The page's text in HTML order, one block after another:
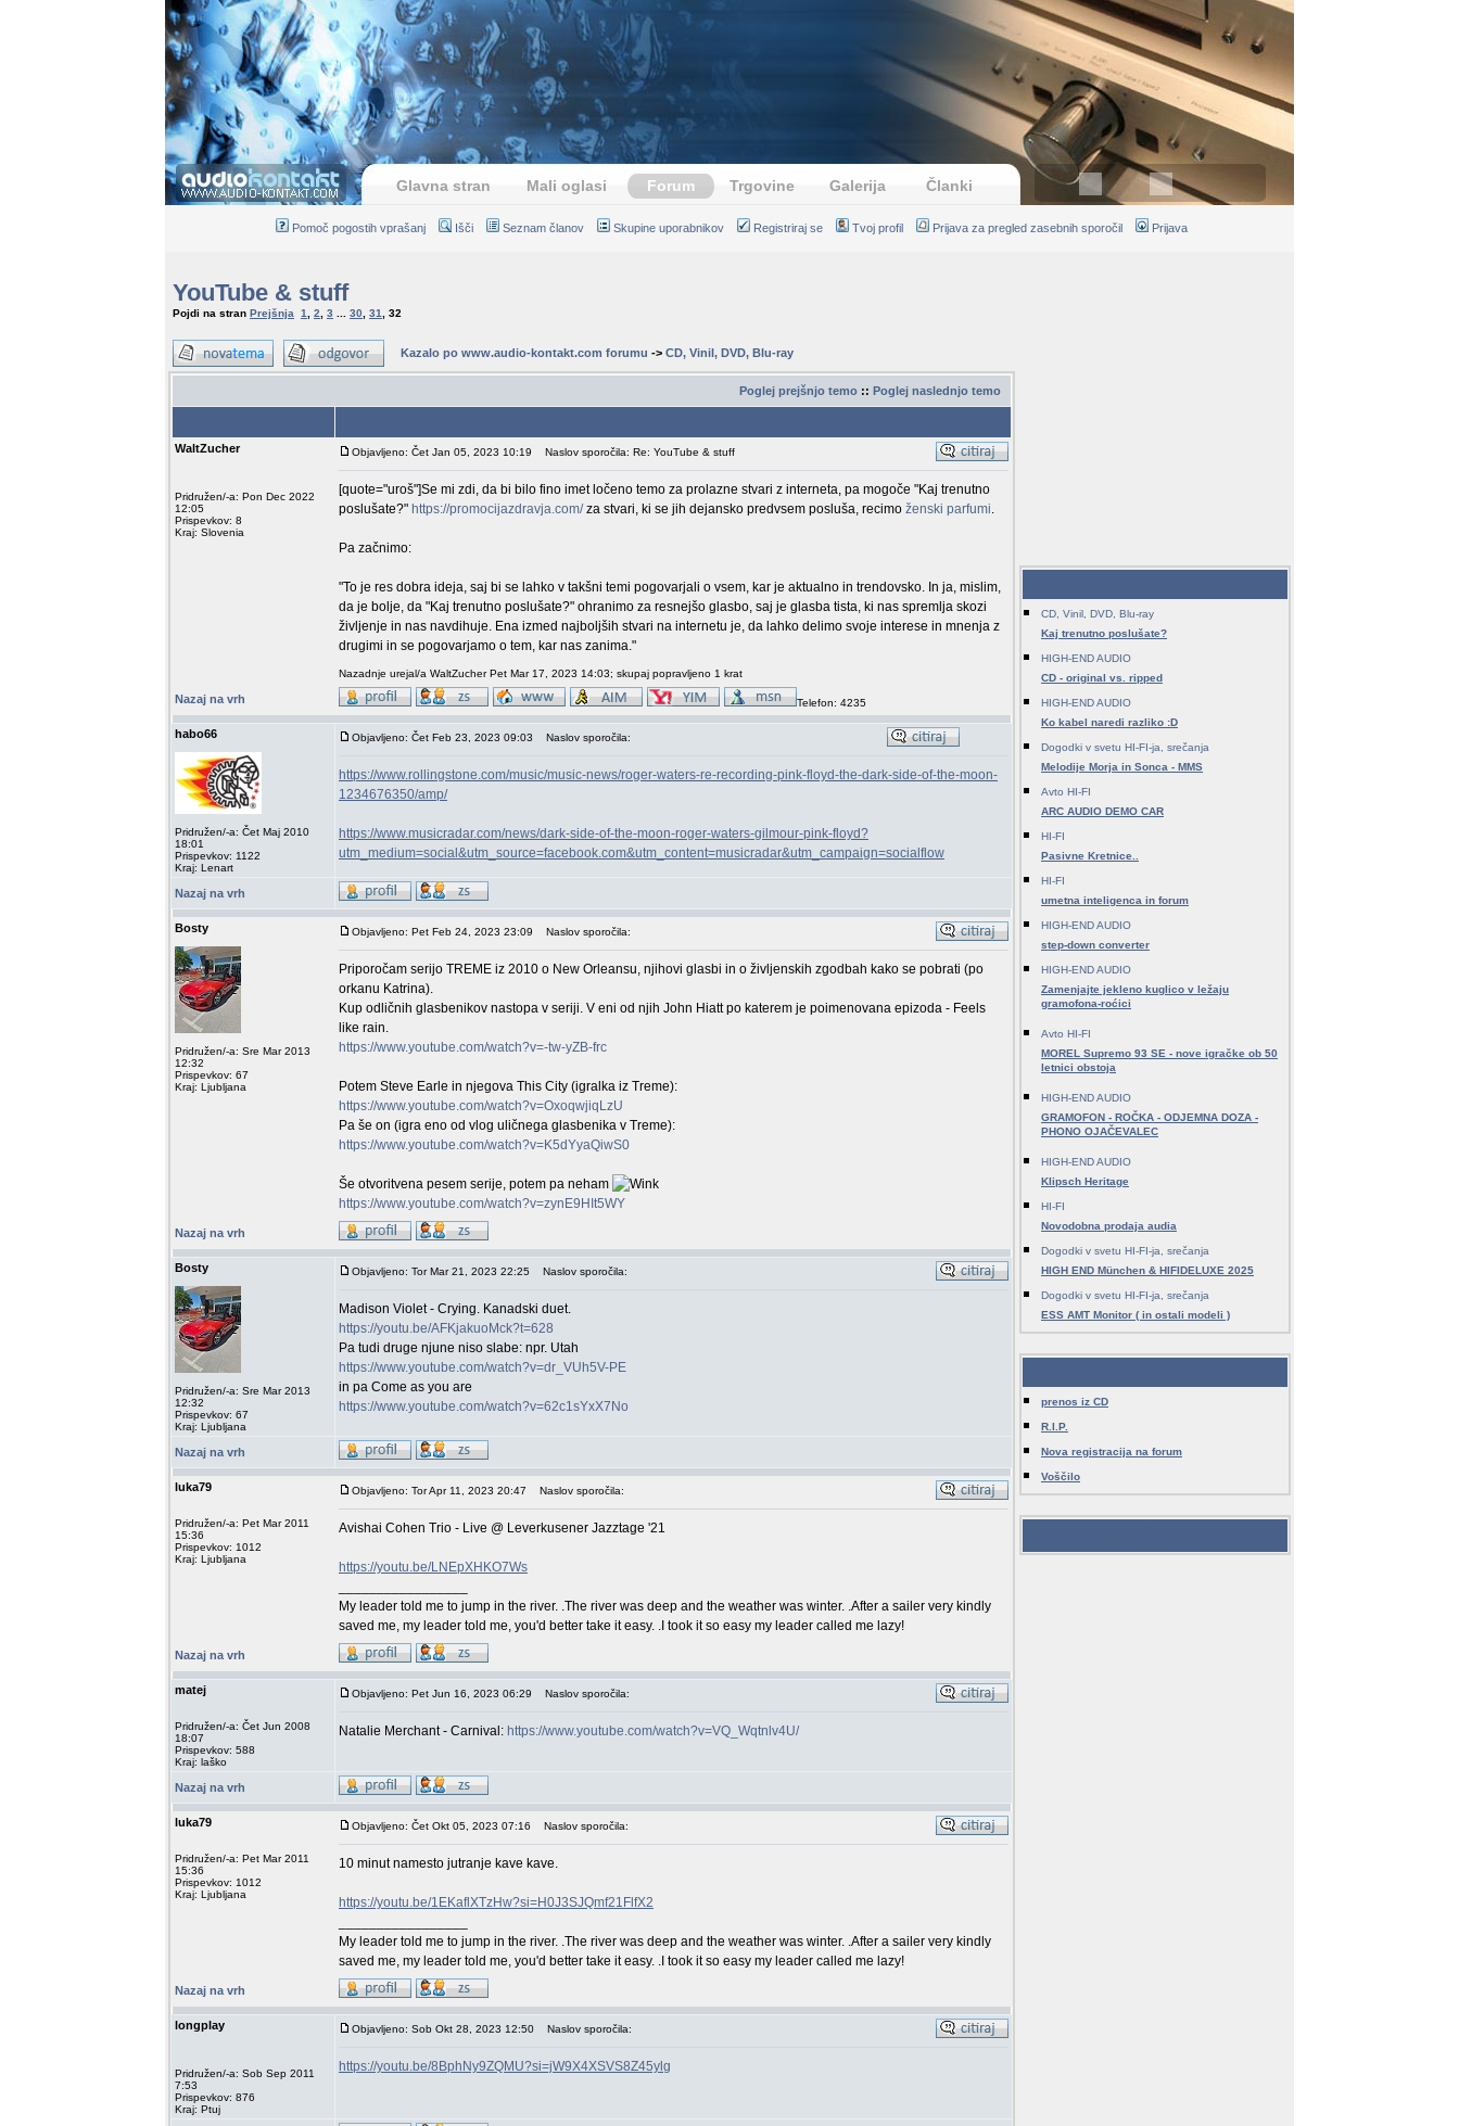
Glavna stran Mali oglasi Forum Trgovine Galerija Članki
Pomoč pogostih vprašanj Išči Seznam članov Skupine uporabnikov Registriraj se Tvoj profil Prijava za pregled zasebnih sporočil Prijava
YouTube & stuff
Pojdi na stran Prejšnja 1 2 3 30 31 32
Kazalo po www.audio-kontakt.com forumu -> CD, Vinil, DVD, Blu-ray
Poglej prejšnjo temo :: Poglej naslednjo temo
WaltZucher
Pridružen/-a: Pon Dec 2022
12:05
Prispevkov: 8
Kraj: Slovenia
Objavljeno: Čet Jan 05, 2023 10:19 Naslov sporočila: Re: YouTube & stuff
[quote="uroš"]Se mi zdi, da bi bilo fino imet ločeno temo za prolazne stvari z interneta, pa mogoče "Kaj trenutno
poslušate?" https://promocijazdravja.com/za stvari, ki se jih dejansko predvsem posluša, recimo ženski parfumi.
Pa začnimo:
"To je res dobra ideja, saj bi se lahko v takšni temi pogovarjali o vsem, kar je aktualno in trendovsko. In ja, mislim,
da je bolje, da "Kaj trenutno poslušate?" ohranimo za resnejšo glasbo, saj je glasba tista, ki nas spremlja skozi
življenje in nas navdihuje. Ena izmed najboljših stvari na internetu je, da lahko delimo svoje interese in mnenja z
drugimi in se pogovarjamo o tem, kar nas zanima."
Nazadnje urejal/a WaltZucher Pet Mar 17, 2023 14:03; skupaj popravljeno 1 krat
Nazaj na vrh Telefon: 4235
habo66
Pridružen/-a: Čet Maj 2010
18:01
Prispevkov: 1122
Kraj: Lenart
Objavljeno: Čet Feb 23, 2023 09:03 Naslov sporočila:
https://www.rollingstone.com/music/music-news/roger-waters-re-recording-pink-floyd-the-dark-side-of-the-moon-
1234676350/amp/
https://www.musicradar.com/news/dark-side-of-the-moon-roger-waters-gilmour-pink-floyd?
utm_medium=social&utm_source=facebook.com&utm_content=musicradar&utm_campaign=socialflow
Nazaj na vrh
Bosty
Pridružen/-a: Sre Mar 2013
12:32
Prispevkov: 67
Kraj: Ljubljana
Objavljeno: Pet Feb 24, 2023 23:09 Naslov sporočila:
Priporočam serijo TREME iz 2010 o New Orleansu, njihovi glasbi in o življenskih zgodbah kako se pobrati (po
orkanu Katrina).
Kup odličnih glasbenikov nastopa v seriji. V eni od njih John Hiatt po katerem je poimenovana epizoda - Feels
like rain.
https://www.youtube.com/watch?v=-tw-yZB-frc
Potem Steve Earle in njegova This City (igralka iz Treme):
https://www.youtube.com/watch?v=OxoqwjiqLzU
Pa še on (igra eno od vlog uličnega glasbenika v Treme):
https://www.youtube.com/watch?v=K5dYyaQiwS0
Še otvoritvena pesem serije, potem pa neham
https://www.youtube.com/watch?v=zynE9HIt5WY
Nazaj na vrh
Bosty
Pridružen/-a: Sre Mar 2013
12:32
Prispevkov: 67
Kraj: Ljubljana
Objavljeno: Tor Mar 21, 2023 22:25 Naslov sporočila:
Madison Violet - Crying. Kanadski duet.
https://youtu.be/AFKjakuoMck?t=628
Pa tudi druge njune niso slabe: npr. Utah
https://www.youtube.com/watch?v=dr_VUh5V-PE
in pa Come as you are
https://www.youtube.com/watch?v=62c1sYxX7No
Nazaj na vrh
luka79
Pridružen/-a: Pet Mar 2011
15:36
Prispevkov: 1012
Kraj: Ljubljana
Objavljeno: Tor Apr 11, 2023 20:47 Naslov sporočila:
Avishai Cohen Trio - Live @ Leverkusener Jazztage '21
https://youtu.be/LNEpXHKO7Ws
My leader told me to jump in the river. .The river was deep and the weather was winter. .After a sailer very kindly
saved me, my leader told me, you'd better take it easy. .I took it so easy my leader called me lazy!
Nazaj na vrh
matej
Pridružen/-a: Čet Jun 2008
18:07
Prispevkov: 588
Kraj: laško
Objavljeno: Pet Jun 16, 2023 06:29 Naslov sporočila:
Natalie Merchant - Carnival: https://www.youtube.com/watch?v=VQ_Wqtnlv4U/
Nazaj na vrh
luka79
Pridružen/-a: Pet Mar 2011
15:36
Prispevkov: 1012
Kraj: Ljubljana
Objavljeno: Čet Okt 05, 2023 07:16 Naslov sporočila:
10 minut namesto jutranje kave kave.
https://youtu.be/1EKaflXTzHw?si=H0J3SJQmf21FlfX2
My leader told me to jump in the river. .The river was deep and the weather was winter. .After a sailer very kindly
saved me, my leader told me, you'd better take it easy. .I took it so easy my leader called me lazy!
Nazaj na vrh
longplay
Pridružen/-a: Sob Sep 2011
7:53
Prispevkov: 876
Kraj: Ptuj
Objavljeno: Sob Okt 28, 2023 12:50 Naslov sporočila:
https://youtu.be/8BphNy9ZQMU?si=jW9X4XSVS8Z45ylg
CD, Vinil, DVD, Blu-ray
Kaj trenutno poslušate?
HIGH-END AUDIO
CD - original vs. ripped
HIGH-END AUDIO
Ko kabel naredi razliko :D
Dogodki v svetu HI-FI-ja, srečanja
Melodije Morja in Sonca - MMS
Avto HI-FI
ARC AUDIO DEMO CAR
HI-FI
Pasivne Kretnice..
HI-FI
umetna inteligenca in forum
HIGH-END AUDIO
step-down converter
HIGH-END AUDIO
Zamenjajte jekleno kuglico v ležaju
gramofona-roćici
Avto HI-FI
MOREL Supremo 93 SE - nove igračke ob 50
letnici obstoja
HIGH-END AUDIO
GRAMOFON - ROČKA - ODJEMNA DOZA -
PHONO OJAČEVALEC
HIGH-END AUDIO
Klipsch Heritage
HI-FI
Novodobna prodaja audia
Dogodki v svetu HI-FI-ja, srečanja
HIGH END München & HIFIDELUXE 2025
Dogodki v svetu HI-FI-ja, srečanja
ESS AMT Monitor ( in ostali modeli )
prenos iz CD
R.I.P.
Nova registracija na forum
Voščilo